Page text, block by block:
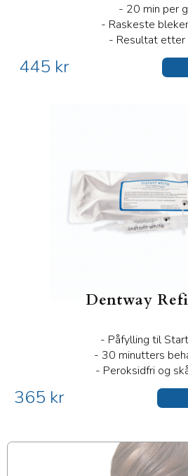
- 20 min per
- Raskeste
- Resultat etter
445 kr
Dentway
- Påfylling til
- 30 minutters
- Peroksidfri og
365 kr